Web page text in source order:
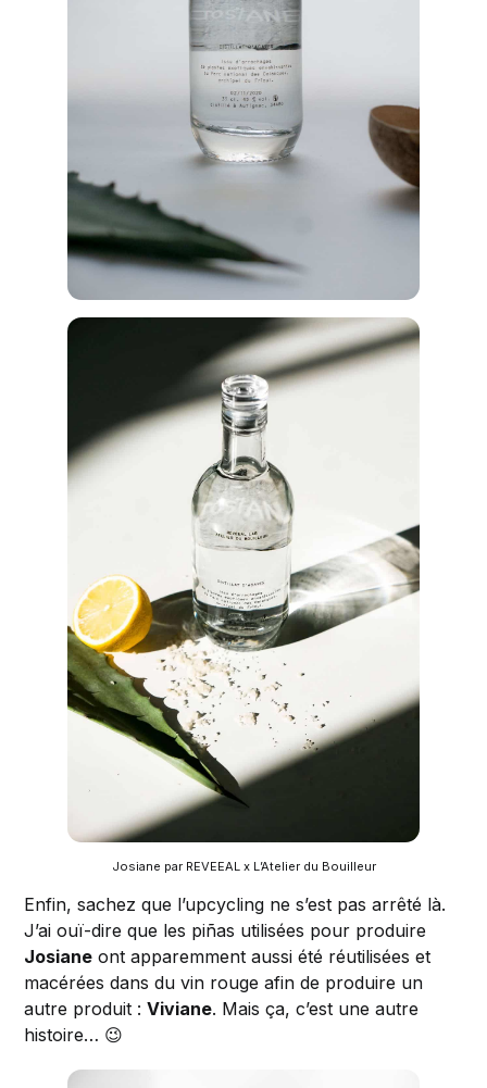
Josiane par REVEEAL x L’Atelier du Bouilleur
Enfin, sachez que l’upcycling ne s’est pas arrêté là.
J’ai ouï-dire que les piñas utilisées pour produire
Josiane ont apparemment aussi été réutilisées et
macérées dans du vin rouge afin de produire un
autre produit :Viviane. Mais ça, c’est une autre
histoire… 😉